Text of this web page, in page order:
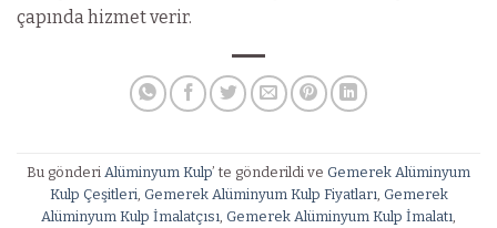
çapında hizmet verir.
Bu gönderi Alüminyum Kulp’ te gönderildi ve Gemerek Alüminyum
Kulp Çeşitleri Gemerek Alüminyum Kulp Fiyatları Gemerek
Alüminyum Kulp İmalatçısı Gemerek Alüminyum Kulp İmalatı